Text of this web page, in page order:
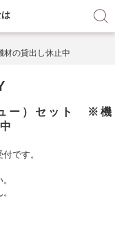
の貸出し休止中
ュー）セット ※機
です。